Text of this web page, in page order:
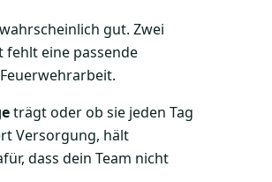
gut. Zwei
fehlt eine passende
trägt oder ob sie jeden Tag
Versorgung, hält
dass dein Team nicht